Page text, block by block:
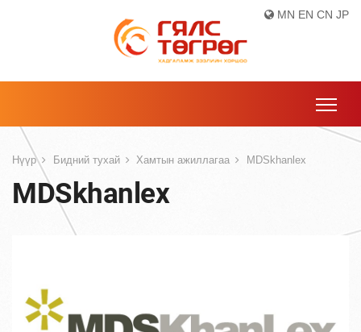
MN EN CN JP
Нүүр Бидний тухай Хамтын ажиллагаа MDSkhanlex
MDSkhanlex